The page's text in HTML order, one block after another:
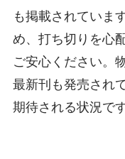
も掲載されていま
め、打ち切りを心
ご安心ください。
最新刊も発売され
期待される状況です